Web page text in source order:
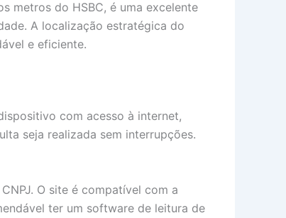
metros do HSBC, é uma excelente
A localização estratégica do
e eficiente.
com acesso à internet,
seja realizada sem interrupções.
O site é compatível com a
ter um software de leitura de